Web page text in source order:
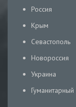
Россия
Крым
Севастополь
Новороссия
Украина